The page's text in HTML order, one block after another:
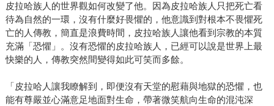
皮拉哈族人的世界觀如何改變了他。因為皮拉哈族人只把死亡看
待為自然的一環，沒有什麼好畏懼的，他意識到對根本不畏懼死
亡的人傳教，簡直是浪費時間，皮拉哈族人讓他看到宗教的本質
充滿「恐懼」。沒有恐懼的皮拉哈族人，已經可以說是世界上最
快樂的人，傳教突然間變得如此可笑而多餘。
「皮拉哈人讓我瞭解到，即便沒有天堂的慰藉與地獄的恐懼，也
能有尊嚴並心滿意足地面對生命，帶著微笑航向生命的混沌深